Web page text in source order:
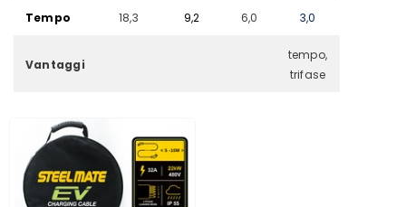
Tempo 18,3 9,2 6,0 3,0
Vantaggi
tempo,
trifase
Tipo 2 | 16A | 11KW | Trifase | 5 O
AGGIUNGI AL CARRELLO
Dispositivo Anti
Seggiolini Auto Baby Bell